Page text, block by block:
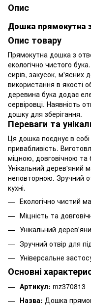
Опис
Дошка прямокутна
Опис товару
Прямокутна дошка з
екологічно чистого
сирів, закусок, м'ясних
використання в якості
деревина бука додає
сервіровці. Наявність
дошку для зберігання.
Переваги та
Ця дошка поєднує в собі
привабливість.
міцною, довговічною
Унікальний дерев'яний
неповторною. Зручний
кухні.
Екологічно чистий
Міцність та
Унікальний
Зручний отвір для
Універсальне
Основні
Артикул: mz370813
Назва: Дошка